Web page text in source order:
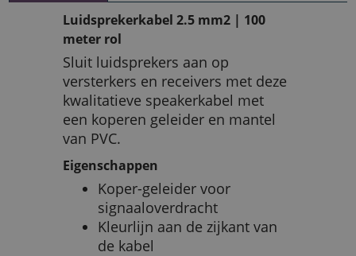
Luidsprekerkabel 2.5 mm2 | 100
meter rol
Sluit luidsprekers aan op
versterkers en receivers met deze
kwalitatieve speakerkabel met
een koperen geleider en mantel
van PVC.
Eigenschappen
Koper-geleider voor
signaaloverdracht
Kleurlijn aan de zijkant van
de kabel